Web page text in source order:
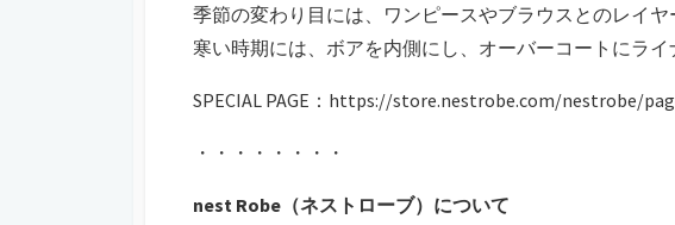
季節の変わり目には、ワンピースやブラウスとのレイヤ
寒い時期には、ボアを内側にし、オーバーコートにライ
SPECIAL PAGE：https://store.nestrobe.com/nestrobe/
・・・・・・・・
nest Robe（ネストローブ）について